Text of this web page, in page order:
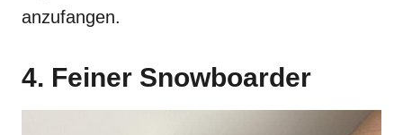
anzufangen.
4. Feiner Snowboarder